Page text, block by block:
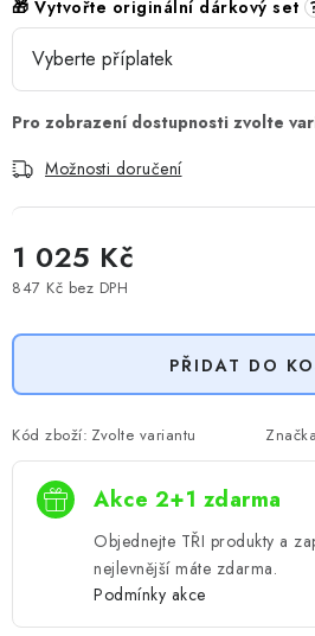
🎁 Vytvořte originální dárkový set
Možnosti doručení
1 025 Kč
847 Kč bez DPH
PŘIDAT DO
Kód zboží: Zvolte variantu
Akce 2+1 zdarma
Objednejte TŘI produkty a
nejlevnější máte zdarma.
Podmínky akce